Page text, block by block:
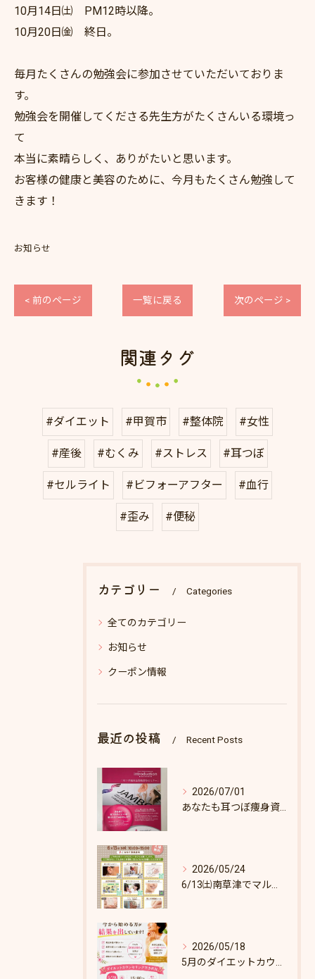
10月14日㈯ PM12時以降。
10月20日㈮ 終日。
毎月たくさんの勉強会に参加させていただいておりま
す。
勉強会を開催してくださる先生方がたくさんいる環境っ
て
本当に素晴らしく、ありがたいと思います。
お客様の健康と美容のために、今月もたくさん勉強して
きます！
お知らせ
< 前のページ 一覧に戻る 次のページ >
関連タグ
#ダイエット #甲賀市 #整体院 #女性
#産後 #むくみ #ストレス #耳つぼ
#セルライト #ビフォーアフター #血行
#歪み #便秘
カテゴリー Categories
全てのカテゴリー
お知らせ
クーポン情報
最近の投稿 Recent Posts
2026/07/01
2026/05/24
2026/05/18